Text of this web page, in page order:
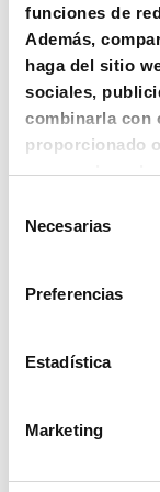
funciones de
Además,
haga del sitio
sociales,
combinarla con
proporcionado
uso que haya
deNecesarias
Preferencias
Estadística
Marketing
tengo un
y me
largas
…o algo así:
fundada
empresa
a
a poco
un gran